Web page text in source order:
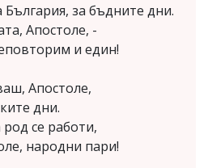
за бъдните дни.
Апостоле, -
и един!
Апостоле,
дни.
се работи,
народни пари!